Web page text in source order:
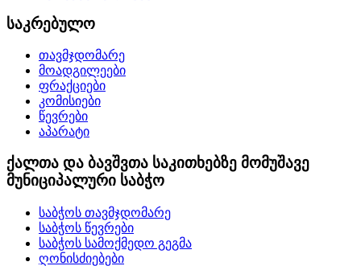
საკრებულო
თავმჯდომარე
მოადგილეები
ფრაქციები
კომისიები
წევრები
აპარატი
ქალთა და ბავშვთა საკითხებზე მომუშავე
მუნიციპალური საბჭო
საბჭოს თავმჯდომარე
საბჭოს წევრები
საბჭოს სამოქმედო გეგმა
ღონისძიებები